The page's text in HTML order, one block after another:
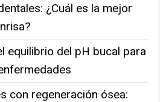
¿Cuál es la mejor
equilibrio del pH bucal para
con regeneración ósea: